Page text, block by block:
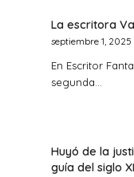
La escritora
septiembre 1, 2025
En Escritor
segunda…
Huyó de la
guía del siglo